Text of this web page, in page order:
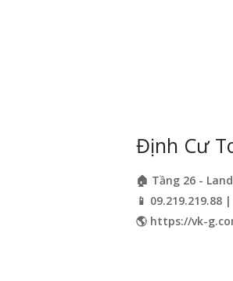
Định Cư
🏠 Tầng 26 -
📱
🌎 https://vk-